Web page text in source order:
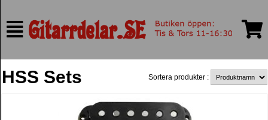
HSS Sets Sortera produkter :